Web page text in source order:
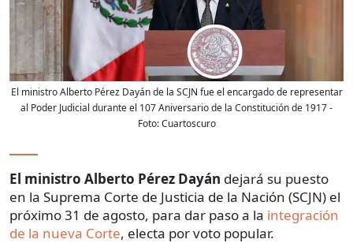
El ministro Alberto Pérez Dayán de la SCJN fue el encargado de representar
al Poder Judicial durante el 107 Aniversario de la Constitución de 1917-
Foto:Cuartoscuro
El ministro Alberto Pérez Dayán dejará su puesto
en la Suprema Corte de Justicia de la Nación (SCJN) el
próximo 31 de agosto, para dar paso a la integración
de la nueva Corte, electa por voto popular.